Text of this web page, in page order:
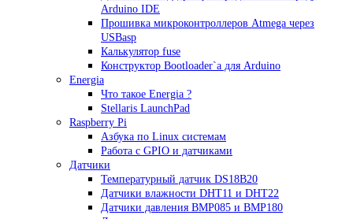
Arduino IDE
Прошивка микроконтроллеров Atmega через
USBasp
Калькулятор fuse
Конструктор Bootloader`а для Arduino
Energia
Что такое Energia ?
Stellaris LaunchPad
Raspberry Pi
Азбука по Linux системам
Работа с GPIO и датчиками
Датчики
Температурный датчик DS18B20
Датчики влажности DHT11 и DHT22
Датчики давления BMP085 и BMP180